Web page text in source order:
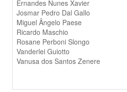
Ernandes Nunes Xavier
Josmar Pedro Dal Gallo
Miguel Ângelo Paese
Ricardo Maschio
Rosane Perboni Slongo
Vanderlei Guiotto
Vanusa dos Santos Zenere